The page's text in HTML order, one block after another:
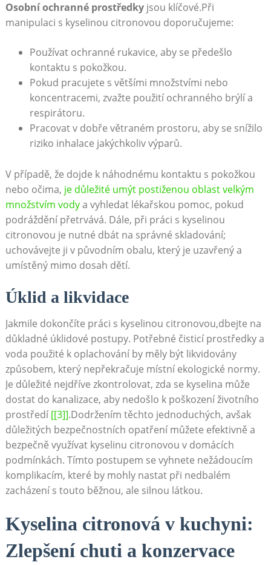
Osobní ochranné prostředkyjsou klíčové.Při
manipulaci ‍s kyselinou⁤ citronovou doporučujeme:
Používat ⁢ochranné rukavice, aby se předešlo
kontaktu s⁤ pokožkou.
Pokud pracujete s většími ⁤množstvími nebo
koncentracemi, zvažte použití ochranného brýlí a
‌respirátoru.
Pracovat v⁣ dobře větraném prostoru,‌ aby se snížilo
riziko‍ inhalace jakýchkoliv výparů.
V případě, že dojde k náhodnému kontaktu s pokožkou
nebo očima, je důležité​ umýt postiženou oblast ‍velkým
‌množstvím vodya vyhledat lékařskou pomoc, pokud
podráždění přetrvává.⁤ Dále,⁣ při práci s​ kyselinou
citronovou je nutné dbát na správné skladování;
uchovávejte ⁤ji v​ původním obalu, který je uzavřený a
umístěný mimo‍ dosah dětí.
Úklid‍ a⁢ likvidace
Jakmile dokončíte práci s kyselinou citronovou,dbejte na⁢
důkladné úklidové postupy. Potřebné čisticí prostředky a
voda ⁤použité k‌ oplachování by měly být likvidovány
způsobem, který nepřekračuje místní ekologické​ normy.
Je důležité nejdříve zkontrolovat,‌ zda ⁣se kyselina může
dostat​ do kanalizace, aby‌ nedošlo‍ k poškození ​životního⁢
prostředí[[3]].Dodržením těchto ‌jednoduchých, avšak
důležitých bezpečnostních opatření můžete efektivně a
bezpečně využívat ⁤kyselinu citronovou v domácích
podmínkách. Tímto postupem se vyhnete ⁤nežádoucím
komplikacím, ‍které by mohly nastat při nedbalém
zacházení s touto běžnou, ale silnou látkou.
Kyselina citronová v kuchyni:‌
Zlepšení chuti a konzervace